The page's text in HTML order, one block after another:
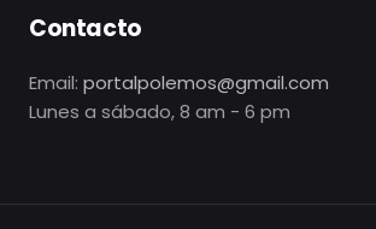
Contacto
Email: portalpolemos@gmail.com
Lunes a sábado, 8 am - 6 pm